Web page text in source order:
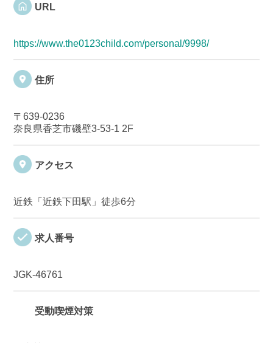
URL
https://www.the0123child.com/personal/9998/
住所
〒639-0236
奈良県香芝市磯壁3-53-1 2F
アクセス
近鉄「近鉄下田駅」徒歩6分
求人番号
JGK-46761
受動喫煙対策